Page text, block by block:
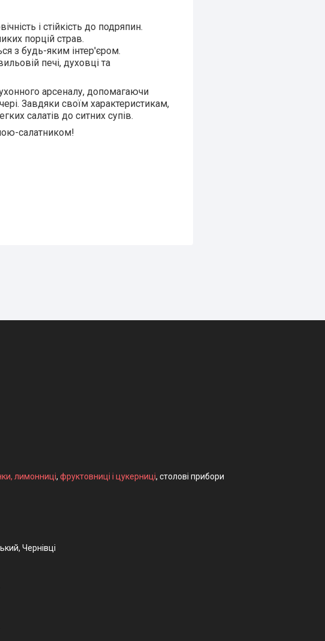
і стійкість до подряпин.
порцій страв.
з будь-яким інтер'єром.
печі, духовці та
арсеналу, допомагаючи
Завдяки своїм характеристикам,
салатів до ситних супів.
салатником!
лимонниці, фруктовниці і цукерниці, столові прибори
Чернівці